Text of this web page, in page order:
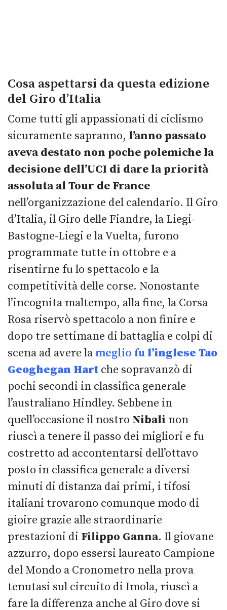
Cosa aspettarsi da questa edizione
del Giro d’Italia
Come tutti gli appassionati di ciclismo
sicuramente sapranno, l’anno passato
aveva destato non poche polemiche la
decisione dell’UCI di dare la priorità
assoluta al Tour de France
nell’organizzazione del calendario. Il Giro
d’Italia, il Giro delle Fiandre, la Liegi-
Bastogne-Liegi e la Vuelta, furono
programmate tutte in ottobre e a
risentirne fu lo spettacolo e la
competitività delle corse. Nonostante
l’incognita maltempo, alla fine, la Corsa
Rosa riservò spettacolo a non finire e
dopo tre settimane di battaglia e colpi di
scena ad avere la meglio fu l’inglese Tao
Geoghegan Hart che sopravanzò di
pochi secondi in classifica generale
l’australiano Hindley. Sebbene in
quell’occasione il nostro Nibali non
riuscì a tenere il passo dei migliori e fu
costretto ad accontentarsi dell’ottavo
posto in classifica generale a diversi
minuti di distanza dai primi, i tifosi
italiani trovarono comunque modo di
gioire grazie alle straordinarie
prestazioni di Filippo Ganna. Il giovane
azzurro, dopo essersi laureato Campione
del Mondo a Cronometro nella prova
tenutasi sul circuito di Imola, riuscì a
fare la differenza anche al Giro dove si